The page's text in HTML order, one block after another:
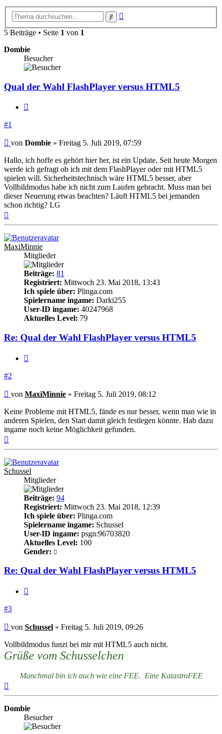
Suche
5 Beiträge • Seite 1 von 1
Dombie
Besucher
Qual der Wahl FlashPlayer versus HTML5
#1
Beitrag
von Dombie » Freitag 5. Juli 2019, 07:59
Hallo, ich hoffe es gehört hier her, ist ein Update. Seit heute Morgen
werde ich gefragt ob ich mit dem FlashPlayer oder mit HTML5
spielen will. Sicherheitstechnisch wäre HTML5 besser, aber
Vollbildmodus habe ich nicht zum Laufen gebracht. Muss man bei
dieser Neuerung etwas beachten? Läuft HTML5 bei jemanden
schon richtig? LG
MaxiMinnie
Mitglieder
Beiträge: 81
Registriert: Mittwoch 23. Mai 2018, 13:43
Ich spiele über: Plinga.com
Spielername ingame: Darki255
User-ID ingame: 40247968
Aktuelles Level: 79
Re: Qual der Wahl FlashPlayer versus HTML5
#2
Beitrag
von MaxiMinnie » Freitag 5. Juli 2019, 08:12
Keine Probleme mit HTML5, fände es nur besser, wenn man wie in
anderen Spielen, den Start damit gleich festlegen könnte. Hab dazu
ingame noch keine Möglichkeit gefunden.
Schussel
Mitglieder
Beiträge: 94
Registriert: Mittwoch 23. Mai 2018, 12:39
Ich spiele über: Plinga.com
Spielername ingame: Schussel
User-ID ingame: psgn:96703820
Aktuelles Level: 100
Gender:
Re: Qual der Wahl FlashPlayer versus HTML5
#3
Beitrag
von Schussel » Freitag 5. Juli 2019, 09:26
Vollbildmodus funzt bei mir mit HTML5 auch nicht.
Grüße vom Schusselchen
Manchmal bin ich auch wie eine FEE. Eine KatastroFEE
Dombie
Besucher